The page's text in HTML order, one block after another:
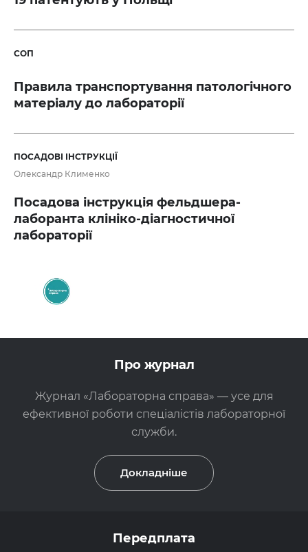
СОП
Правила транспортування патологічного
матеріалу до лабораторії
ПОСАДОВІ ІНСТРУКЦІЇ
Олександр Клименко
Посадова інструкція фельдшера-
лаборанта клініко-діагностичної
лабораторії
Про журнал
Журнал «Лабораторна справа» — усе для
ефективної роботи спеціалістів лабораторної
служби.
Докладніше
Передплата